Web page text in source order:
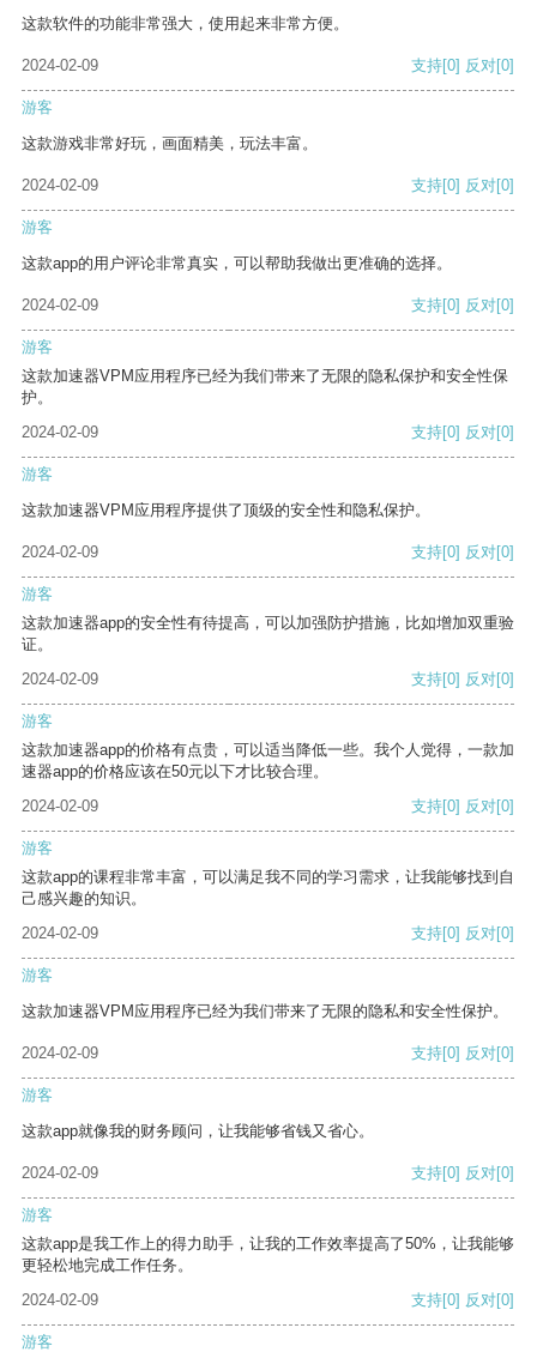
这款软件的功能非常强大，使用起来非常方便。
2024-02-09 支持[0] 反对[0]
游客
这款游戏非常好玩，画面精美，玩法丰富。
2024-02-09 支持[0] 反对[0]
游客
这款app的用户评论非常真实，可以帮助我做出更准确的选择。
2024-02-09 支持[0] 反对[0]
游客
这款加速器VPM应用程序已经为我们带来了无限的隐私保护和安全性保
护。
2024-02-09
支持[0] 反对[0]
游客
这款加速器VPM应用程序提供了顶级的安全性和隐私保护。
2024-02-09 支持[0] 反对[0]
游客
这款加速器app的安全性有待提高，可以加强防护措施，比如增加双重验
证。
2024-02-09
支持[0] 反对[0]
游客
这款加速器app的价格有点贵，可以适当降低一些。我个人觉得，一款加
速器app的价格应该在50元以下才比较合理。
2024-02-09
支持[0] 反对[0]
游客
这款app的课程非常丰富，可以满足我不同的学习需求，让我能够找到自
己感兴趣的知识。
2024-02-09
支持[0] 反对[0]
游客
这款加速器VPM应用程序已经为我们带来了无限的隐私和安全性保护。
2024-02-09 支持[0] 反对[0]
游客
这款app就像我的财务顾问，让我能够省钱又省心。
2024-02-09 支持[0] 反对[0]
游客
这款app是我工作上的得力助手，让我的工作效率提高了50%，让我能够
更轻松地完成工作任务。
2024-02-09
支持[0] 反对[0]
游客